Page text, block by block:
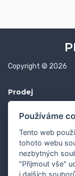
Copyright © 2026
Prodej
Pro prodejce
Premium
Používáme
Tento web
tohoto webu
nezbytných
"Přijmout vše"
i dalších